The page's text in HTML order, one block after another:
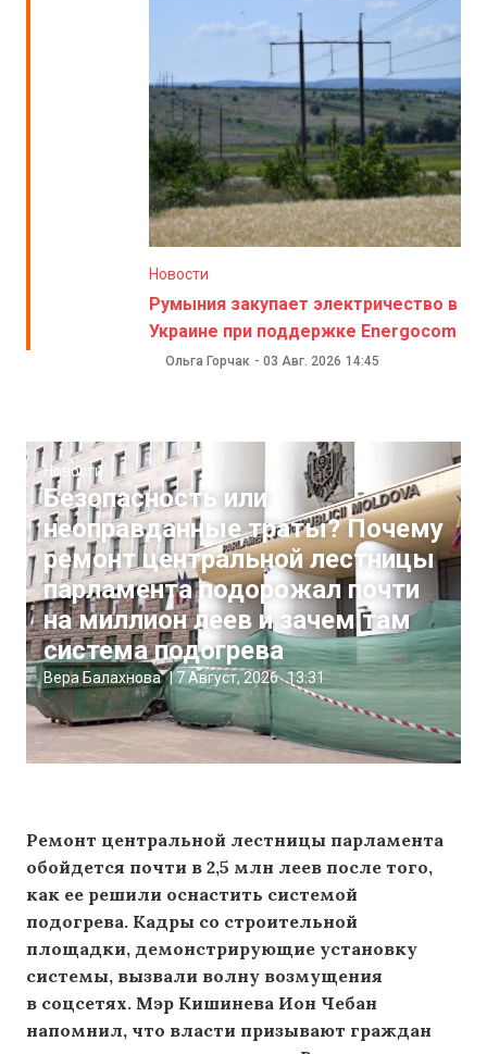
Новости
Румыния закупает электричество в
Украине при поддержке Energocom
Ольга Горчак - 03 Авг. 2026 14:45
Новости
Безопасность или
неоправданные траты? Почему
ремонт центральной лестницы
парламента подорожал почти
на миллион леев и зачем там
система подогрева
Вера Балахнова |7 Август, 2026 13:31
Ремонт центральной лестницы парламента
обойдется почти в 2,5 млн леев после того,
как ее решили оснастить системой
подогрева. Кадры со строительной
площадки, демонстрирующие установку
системы, вызвали волну возмущения
в соцсетях. Мэр Кишинева Ион Чебан
напомнил, что власти призывают граждан